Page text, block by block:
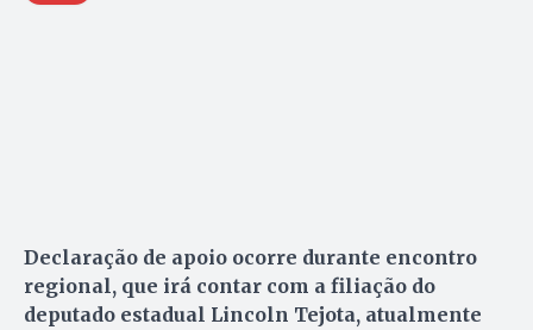
Declaração de apoio ocorre durante encontro
regional, que irá contar com a filiação do
deputado estadual Lincoln Tejota, atualmente